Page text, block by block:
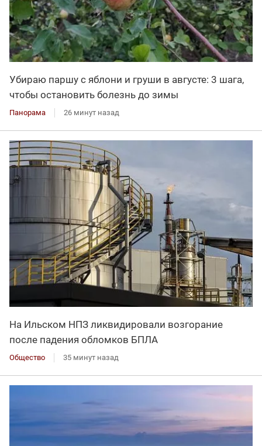
Убираю паршу с яблони и груши в августе: 3 шага,
чтобы остановить болезнь до зимы
Панорама 26 минут назад
На Ильском НПЗ ликвидировали возгорание
после падения обломков БПЛА
Общество 35 минут назад